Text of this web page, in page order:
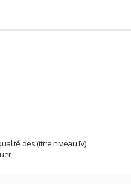
des (titre niveau IV)